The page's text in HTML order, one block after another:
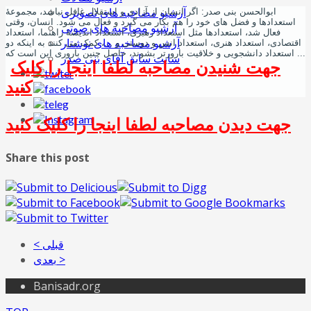
آرشیو مصاخبه های تصویری
آرشیو مصاخبه های صوتی
آرشیو مصاخبه های نوشتار
سایت سابق آقای بنی صدر
ابوالحسن بنی صدر: اگر انسان از آزادی و استقلال غافل نباشد، مجموعۀ
استعدادها و فضل های خود را هم بکار می گیرد و فعال می شود. انسان، وقتی
فعال شد، استعدادها مثل استعداد رهبری، استعداد اندیشۀ راهنما، استعداد
اقتصادی، استعداد هنری، استعداد انس و دوستی و ...، کمک می کنند به اینکه دو
جهت شنیدن مصاحبه لطفا اینجا را کلیک
کنید
جهت دیدن مصاحبه لطفا اینجا را کلیک کنید
Share this post
< قبلی
بعدی >
Banisadr.org